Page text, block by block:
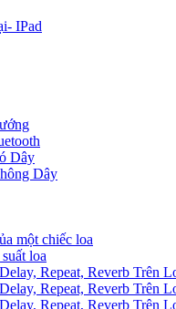
IPad
Dây
Dây
một chiếc loa
loa
Repeat, Reverb Trên
Repeat, Reverb Trên
Repeat, Reverb Trên